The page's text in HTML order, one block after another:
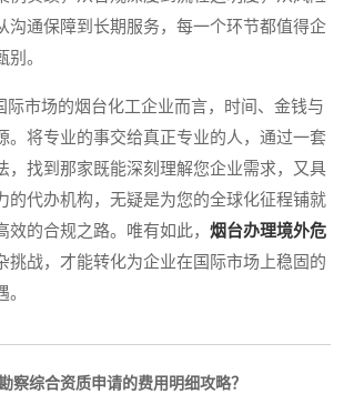
沟通保障到长期服务，每一个环节都值得企
。
市场的烟台化工企业而言，时间、金钱与
。将专业的事交给真正专业的人，通过一套
，找到那家既能深刻理解您企业需求，又具
的代办机构，无疑是为您的全球化征程铺就
效的合规之路。唯有如此， 烟台办理境外危
挑战，才能转化为企业在国际市场上稳固的
察综合资质申请的费用明细攻略？